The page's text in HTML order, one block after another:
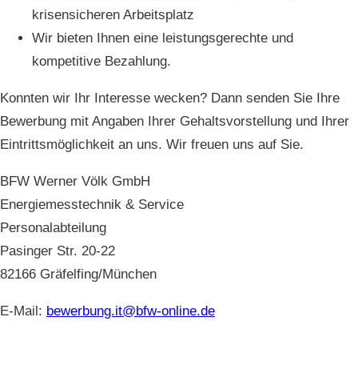
krisensicheren Arbeitsplatz
Wir bieten Ihnen eine leistungsgerechte und
kompetitive Bezahlung.
Konnten wir Ihr Interesse wecken? Dann senden Sie Ihre
Bewerbung mit Angaben Ihrer Gehaltsvorstellung und Ihrer
Eintrittsmöglichkeit an uns. Wir freuen uns auf Sie.
BFW Werner Völk GmbH
Energiemesstechnik & Service
Personalabteilung
Pasinger Str. 20-22
82166 Gräfelfing/München
E-Mail: bewerbung.it@bfw-online.de